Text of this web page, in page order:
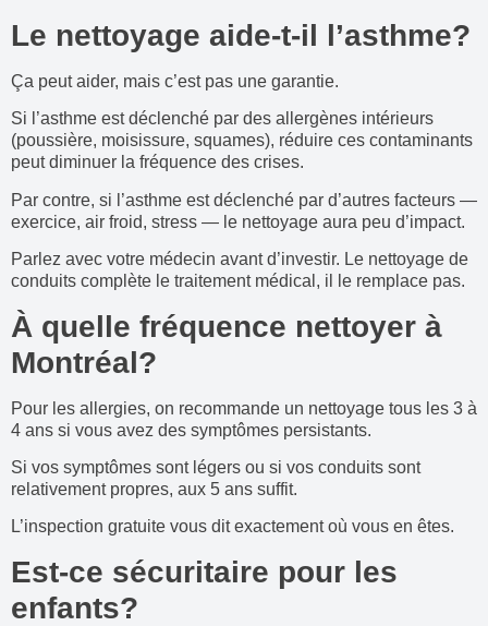
Le nettoyage aide-t-il l’asthme?
Ça peut aider, mais c’est pas une garantie.
Si l’asthme est déclenché par des allergènes intérieurs
(poussière, moisissure, squames), réduire ces contaminants
peut diminuer la fréquence des crises.
Par contre, si l’asthme est déclenché par d’autres facteurs —
exercice, air froid, stress — le nettoyage aura peu d’impact.
Parlez avec votre médecin avant d’investir. Le nettoyage de
conduits complète le traitement médical, il le remplace pas.
À quelle fréquence nettoyer à
Montréal?
Pour les allergies, on recommande un nettoyage tous les 3 à
4 ans si vous avez des symptômes persistants.
Si vos symptômes sont légers ou si vos conduits sont
relativement propres, aux 5 ans suffit.
L’inspection gratuite vous dit exactement où vous en êtes.
Est-ce sécuritaire pour les
enfants?